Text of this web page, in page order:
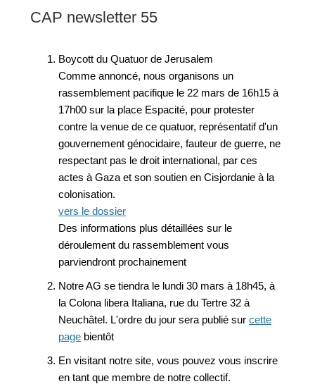
CAP newsletter 55
Boycott du Quatuor de Jerusalem
Comme annoncé, nous organisons un
rassemblement pacifique le 22 mars de 16h15 à
17h00 sur la place Espacité, pour protester
contre la venue de ce quatuor, représentatif d'un
gouvernement génocidaire, fauteur de guerre, ne
respectant pas le droit international, par ces
actes à Gaza et son soutien en Cisjordanie à la
colonisation.
vers le dossier
Des informations plus détaillées sur le
déroulement du rassemblement vous
parviendront prochainement
Notre AG se tiendra le lundi 30 mars à 18h45, à
la Colona libera Italiana, rue du Tertre 32 à
Neuchâtel. L'ordre du jour sera publié sur cette
page bientôt
En visitant notre site, vous pouvez vous inscrire
en tant que membre de notre collectif.